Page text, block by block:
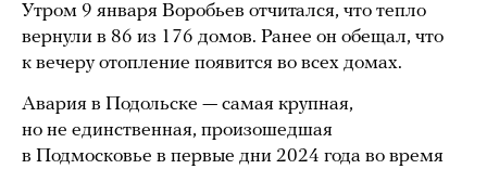
Утром 9 января Воробьев отчитался, что тепло
вернули в 86 из 176 домов. Ранее он обещал, что
к вечеру отопление появится во всех домах.
Авария в Подольске — самая крупная,
но не единственная, произошедшая
в Подмосковье в первые дни 2024 года во время